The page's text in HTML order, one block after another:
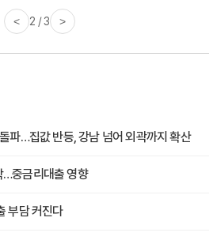
< 2 / 3 >
파…집값 반등, 강남 넘어 외곽까지 확산
…중금리대출 영향
부담 커진다